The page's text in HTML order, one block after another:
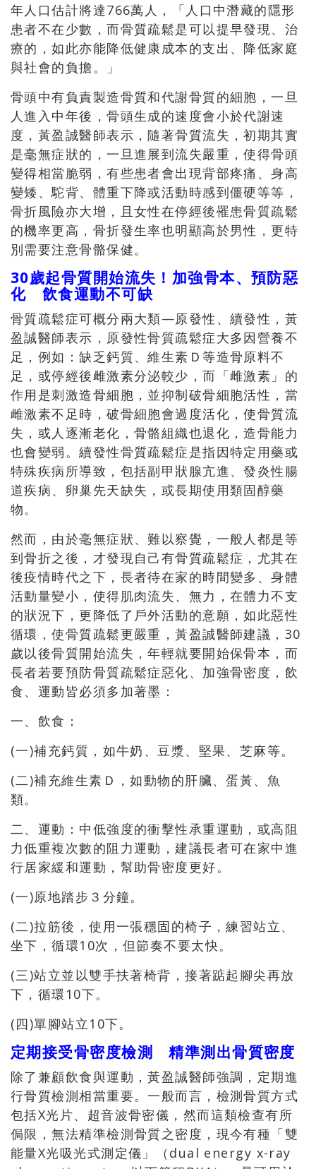
年人口估計將達766萬人，「人口中潛藏的隱形
患者不在少數，而骨質疏鬆是可以提早發現、治
療的，如此亦能降低健康成本的支出、降低家庭
與社會的負擔。」
骨頭中有負責製造骨質和代謝骨質的細胞，一旦
人進入中年後，骨頭生成的速度會小於代謝速
度，黃盈誠醫師表示，隨著骨質流失，初期其實
是毫無症狀的，一旦進展到流失嚴重，使得骨頭
變得相當脆弱，有些患者會出現背部疼痛、身高
變矮、駝背、體重下降或活動時感到僵硬等等，
骨折風險亦大增，且女性在停經後罹患骨質疏鬆
的機率更高，骨折發生率也明顯高於男性，更特
別需要注意骨骼保健。
30歲起骨質開始流失！加強骨本、預防惡
化 飲食運動不可缺
骨質疏鬆症可概分兩大類—原發性、續發性，黃
盈誠醫師表示，原發性骨質疏鬆症大多因營養不
足，例如：缺乏鈣質、維生素Ｄ等造骨原料不
足，或停經後雌激素分泌較少，而「雌激素」的
作用是刺激造骨細胞，並抑制破骨細胞活性，當
雌激素不足時，破骨細胞會過度活化，使骨質流
失，或人逐漸老化，骨骼組織也退化，造骨能力
也會變弱。續發性骨質疏鬆症是指因特定用藥或
特殊疾病所導致，包括副甲狀腺亢進、發炎性腸
道疾病、卵巢先天缺失，或長期使用類固醇藥
物。
然而，由於毫無症狀、難以察覺，一般人都是等
到骨折之後，才發現自己有骨質疏鬆症，尤其在
後疫情時代之下，長者待在家的時間變多、身體
活動量變小，使得肌肉流失、無力，在體力不支
的狀況下，更降低了戶外活動的意願，如此惡性
循環，使骨質疏鬆更嚴重，黃盈誠醫師建議，30
歲以後骨質開始流失，年輕就要開始保骨本，而
長者若要預防骨質疏鬆症惡化、加強骨密度，飲
食、運動皆必須多加著墨：
一、飲食：
(一)補充鈣質，如牛奶、豆漿、堅果、芝麻等。
(二)補充維生素Ｄ，如動物的肝臟、蛋黃、魚
類。
二、運動：中低強度的衝擊性承重運動，或高阻
力低重複次數的阻力運動，建議長者可在家中進
行居家緩和運動，幫助骨密度更好。
(一)原地踏步３分鐘。
(二)拉筋後，使用一張穩固的椅子，練習站立、
坐下，循環10次，但節奏不要太快。
(三)站立並以雙手扶著椅背，接著踮起腳尖再放
下，循環10下。
(四)單腳站立10下。
定期接受骨密度檢測 精準測出骨質密度
除了兼顧飲食與運動，黃盈誠醫師強調，定期進
行骨質檢測相當重要。一般而言，檢測骨質方式
包括X光片、超音波骨密儀，然而這類檢查有所
侷限，無法精準檢測骨質之密度，現今有種「雙
能量X光吸光式測定儀」（dual energy x-ray